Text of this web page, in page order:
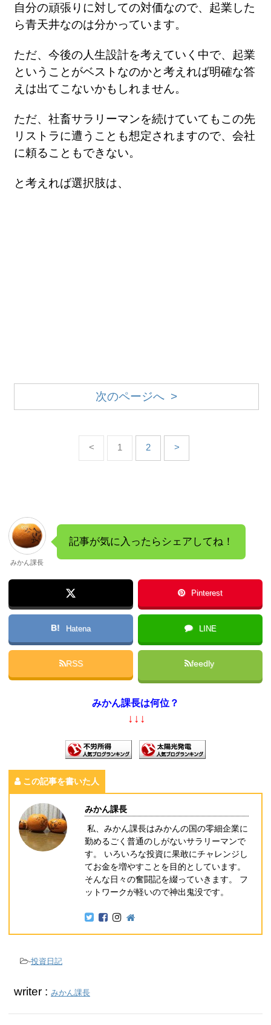
自分の頑張りに対しての対価なので、起業した
ら青天井なのは分かっています。
ただ、今後の人生設計を考えていく中で、起業
ということがベストなのかと考えれば明確な答
えは出てこないかもしれません。
ただ、社畜サラリーマンを続けていてもこの先
リストラに遭うことも想定されますので、会社
に頼ることもできない。
と考えれば選択肢は、
次のページへ >
< 1 2 >
みかん課長
記事が気に入ったらシェアしてね！
Pinterest
B! Hatena LINE
RSS feedly
みかん課長は何位？
↓↓↓
この記事を書いた人
みかん課長
私、みかん課長はみかんの国の零細企業に
勤めるごく普通のしがないサラリーマンで
す。 いろいろな投資に果敢にチャレンジし
てお金を増やすことを目的としています。
そんな日々の奮闘記を綴っていきます。 フ
ットワークが軽いので神出鬼没です。
-投資日記
writer : みかん課長